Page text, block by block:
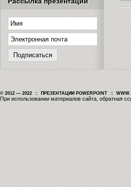
© 2012 — 2022 :: ПРЕЗЕНТАЦИИ POWERPOINT ::
При использовании материалов сайта, обратная